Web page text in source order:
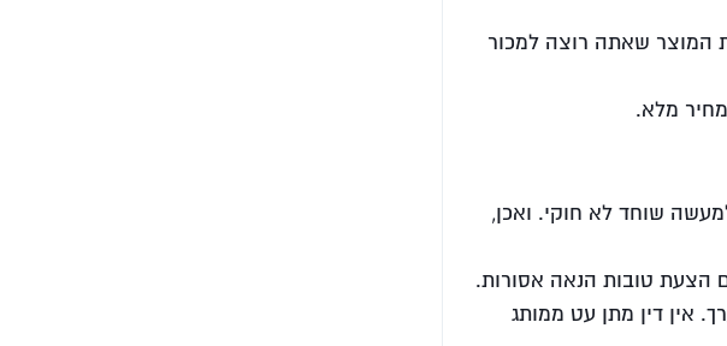
המוצר שאתה רוצה למכור
מלא.
שוחד לא חוקי. ואכן,
הצעת טובות הנאה אסורות.
אין דין מתן עט ממותג